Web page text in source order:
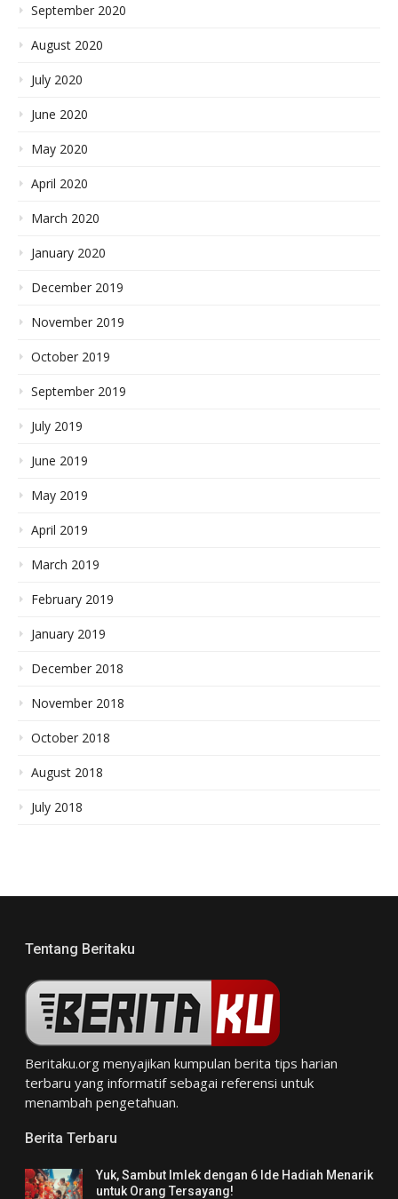
September 2020
August 2020
July 2020
June 2020
May 2020
April 2020
March 2020
January 2020
December 2019
November 2019
October 2019
September 2019
July 2019
June 2019
May 2019
April 2019
March 2019
February 2019
January 2019
December 2018
November 2018
October 2018
August 2018
July 2018
Tentang Beritaku
Beritaku.orgmenyajikan kumpulan berita tips harian
terbaru yang informatif sebagai referensi untuk
menambah pengetahuan.
Berita Terbaru
Yuk, Sambut Imlek dengan 6 Ide Hadiah Menarik
untuk Orang Tersayang!